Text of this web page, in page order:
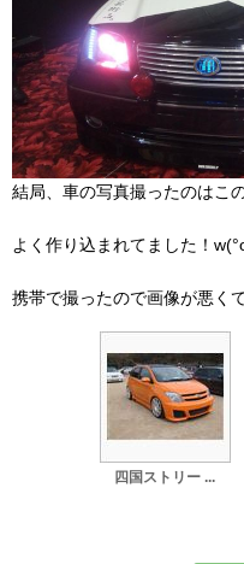
結局、車の写真撮ったのはこ
よく作り込まれてました！
携帯で撮ったので画像が悪く
四国ストリー ...